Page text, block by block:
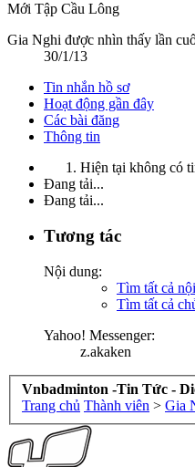
Mới Tập Cầu Lông
Gia Nghi được nhìn thấy lần
30/1/13
Tin nhắn hồ sơ
Hoạt động gần đây
Các bài đăng
Thông tin
Hiện tại không có
Đang tải...
Đang tải...
Tương tác
Nội dung:
Tìm tất cả
Tìm tất cả
Yahoo! Messenger:
z.akaken
Vnbadminton -Tin Tức -
Trang chủ Thành viên > Gia